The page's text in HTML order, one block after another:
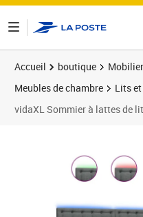
Accueil boutique
Meubles de chambre
Lits
vidaXL Sommier à lattes de